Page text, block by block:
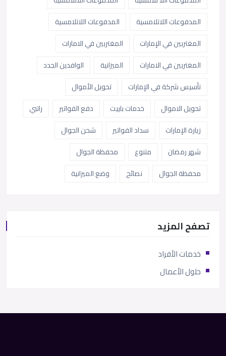
المدفوعات اللاتلامسية
المدفوعات اللاتلامسية
المغتربين في الإمارات
المغتربين في الامارات
المغتربين في الامارات
الميزانية
الوافدين الجدد
تأسيس شركة في الإمارات
تحويل الأموال
تحويل الاموال
خدمات باييت دفع الفواتير
راتبي
زيارة الإمارات
سداد الفواتير
شحن الجوال
شهر رمضان
متنوع
محفظة الجوال
محفظة الجوال
نصائح وضع الميزانية
تصفح المزيد
خدمات الأفراد
حلول الأعمال